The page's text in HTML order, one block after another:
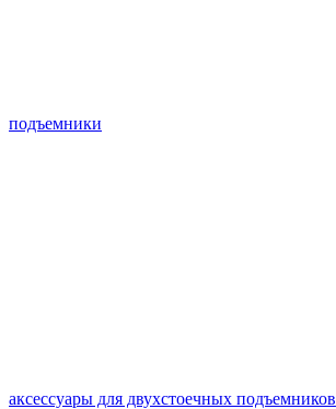
подъемники
аксессуары для двухстоечных подъемников